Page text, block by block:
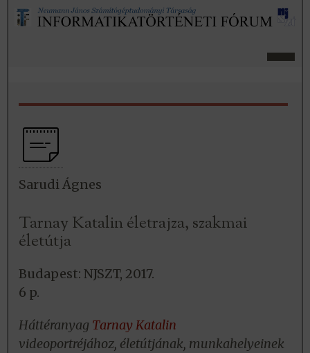
Sarudi Ágnes
Tarnay Katalin életrajza, szakmai
életútja
Budapest: NJSZT, 2017.
6 p.
Háttéranyag Tarnay Katalin
videoportréjához, életútjának, munkahelyeinek